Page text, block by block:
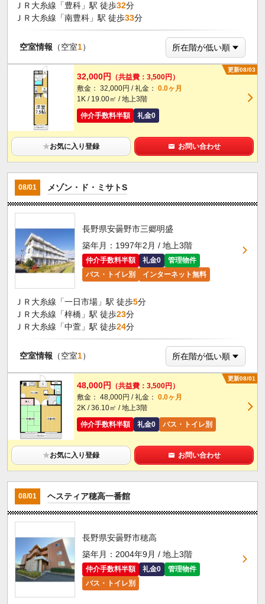
ＪＲ大糸線「豊科」駅 徒歩32分
ＪＲ大糸線「南豊科」駅 徒歩33分
空室情報 （空室1）
更新08/03
32,000円
（共益費：3,500円）
敷金： 32,000円 / 礼金： 0.0ヶ月
1K / 19.00㎡ / 地上3階
仲介手数料半額
礼金0
★お気に入り登録 お問い合わせ
08/01 メゾン・ド・ミサトS
長野県安曇野市三郷明盛
築年月：1997年2月 / 地上3階
仲介手数料半額 礼金0
管理物件
バス・トイレ別
インターネット無料
ＪＲ大糸線「一日市場」駅 徒歩5分
ＪＲ大糸線「梓橋」駅 徒歩23分
ＪＲ大糸線「中萱」駅 徒歩24分
空室情報 （空室1）
更新08/01
48,000円
（共益費：3,500円）
敷金： 48,000円 / 礼金： 0.0ヶ月
2K / 36.10㎡ / 地上3階
仲介手数料半額
礼金0 バス・トイレ別
★お気に入り登録 お問い合わせ
08/01 ヘスティア穂高一番館
長野県安曇野市穂高
築年月：2004年9月 / 地上3階
仲介手数料半額 礼金0
管理物件
バス・トイレ別